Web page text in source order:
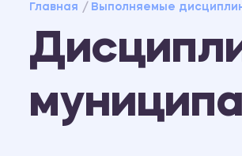
Главная Выполняемые